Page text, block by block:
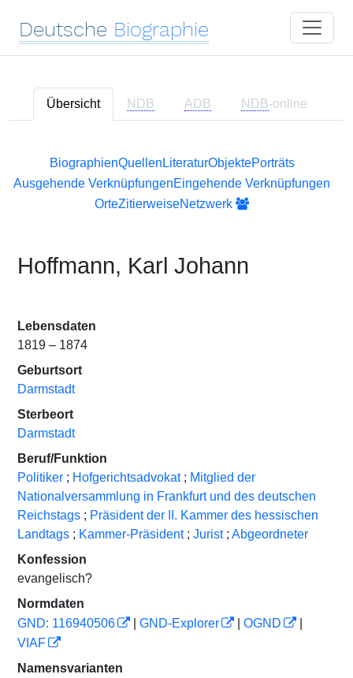
Deutsche Biographie
Übersicht NDB ADB NDB-online
BiographienQuellen LiteraturObjektePorträts
Ausgehende VerknüpfungenEingehende Verknüpfungen
OrteZitierweiseNetzwerk
Hoffmann, Karl Johann
Lebensdaten
1819 – 1874
Geburtsort
Darmstadt
Sterbeort
Darmstadt
Beruf/Funktion
Politiker ; Hofgerichtsadvokat ; Mitglied der
Nationalversammlung in Frankfurt und des deutschen
Reichstags ; Präsident der II. Kammer des hessischen
Landtags ; Kammer-Präsident ; Jurist ; Abgeordneter
Konfession
evangelisch?
Normdaten
GND: 116940506
GND-Explorer OGND
VIAF
Namensvarianten